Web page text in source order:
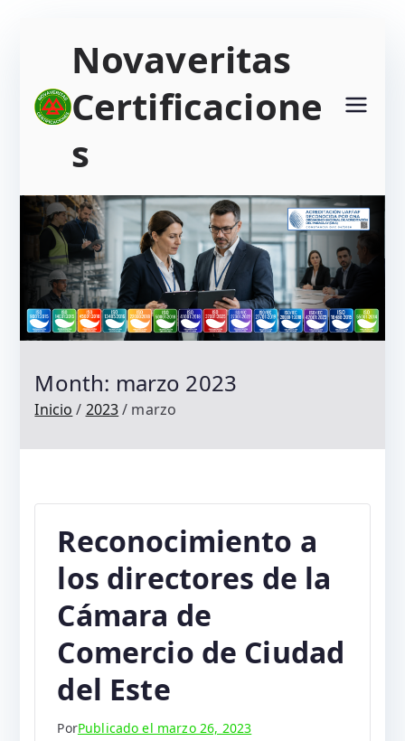
Novaveritas
Certificacione
s
Month: marzo 2023
Inicio 2023 marzo
Reconocimiento a
los directores de la
Cámara de
Comercio de Ciudad
del Este
PorPublicado el marzo 26, 2023